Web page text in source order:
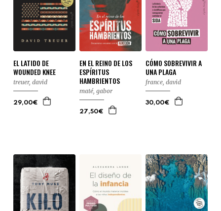
EL LATIDO DE
WOUNDED KNEE
treuer, david
29,00€
EN EL REINO DE LOS
ESPÍRITUS
HAMBRIENTOS
maté, gabor
27,50€
CÓMO SOBREVIVIR A
UNA PLAGA
france, david
30,00€